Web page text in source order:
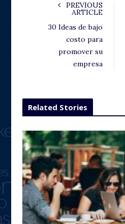
PREVIOUS
ARTICLE
30 Ideas de bajo
costo para
promover su
empresa
Related Stories